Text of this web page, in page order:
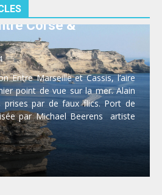
Corse &
Entre Marseille et Cassis, l’aire
point de vue sur la mer. Alain
par de faux flics. Port de
par Michael Beerens artiste